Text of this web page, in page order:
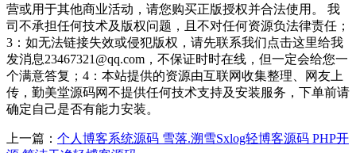
营或用于其他商业活动，请您购买正版授权并合法使用。 我
司不承担任何技术及版权问题，且不对任何资源负法律责任；
3：如无法链接失效或侵犯版权，请先联系我们点击这里给我
发消息23467321@qq.com，不保证时时在线，但一定会给您一
个满意答复；4：本站提供的资源由互联网收集整理、网友上
传，勤美堂源码网不提供任何技术支持及安装服务，下单前请
确定自己是否有能力安装。
上一篇： 个人博客系统源码 雪落.溯雪Sxlog轻博客源码 PHP开